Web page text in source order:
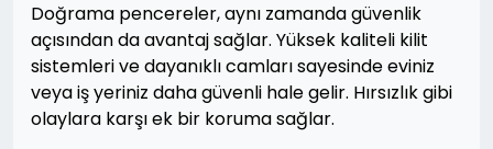
Doğrama pencereler, aynı zamanda güvenlik
açısından da avantaj sağlar. Yüksek kaliteli kilit
sistemleri ve dayanıklı camları sayesinde eviniz
veya iş yeriniz daha güvenli hale gelir. Hırsızlık gibi
olaylara karşı ek bir koruma sağlar.